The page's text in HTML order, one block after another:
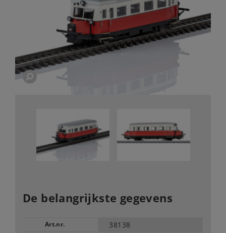
De belangrijkste gegevens
Art.nr. 38138